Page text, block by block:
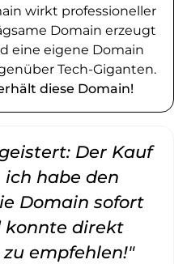
wirkt professioneller
Domain erzeugt
eine eigene Domain
Tech-Giganten.
diese Domain!
Der Kauf
habe den
Domain sofort
konnte direkt
zu empfehlen!"